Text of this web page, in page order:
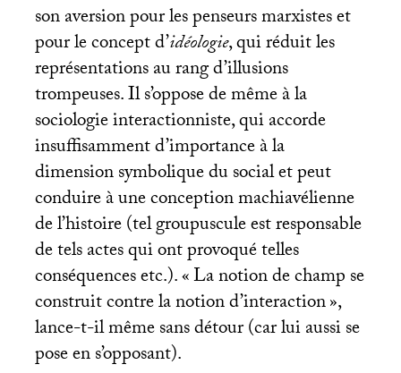
son aversion pour les penseurs marxistes et
pour le concept d’idéologie, qui réduit les
représentations au rang d’illusions
trompeuses. Il s’oppose de même à la
sociologie interactionniste, qui accorde
insuffisamment d’importance à la
dimension symbolique du social et peut
conduire à une conception machiavélienne
de l’histoire (tel groupuscule est responsable
de tels actes qui ont provoqué telles
conséquences etc.). «La notion de champ se
construit contre la notion d’interaction»,
lance-t-il même sans détour (car lui aussi se
pose en s’opposant).